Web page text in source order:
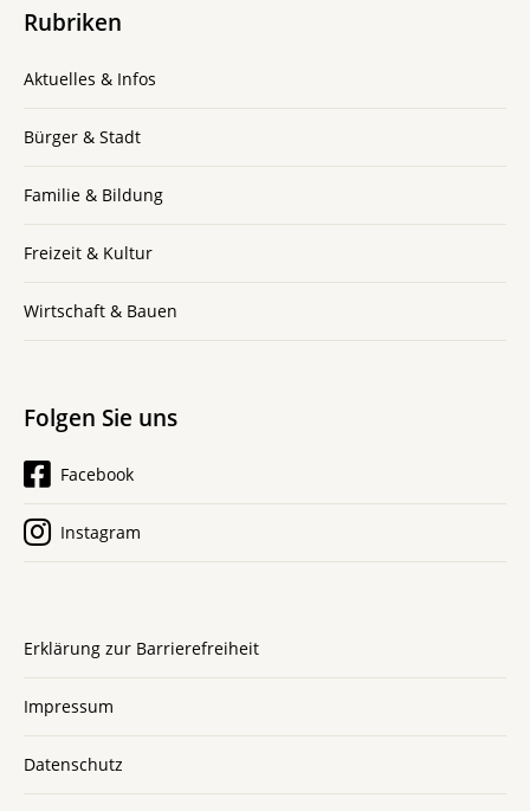
Rubriken
Aktuelles & Infos
Bürger & Stadt
Familie & Bildung
Freizeit & Kultur
Wirtschaft & Bauen
Folgen Sie uns
Facebook
Instagram
Erklärung zur Barrierefreiheit
Impressum
Datenschutz